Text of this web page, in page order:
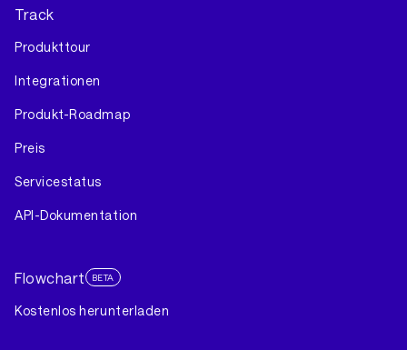
Track
Produkttour
Integrationen
Produkt-Roadmap
Preis
Servicestatus
API-Dokumentation
Flowchart BETA
Kostenlos herunterladen